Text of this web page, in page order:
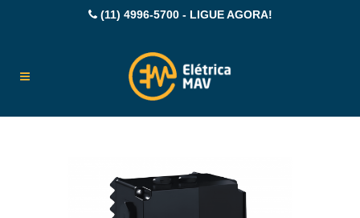
(11) 4996-5700 - LIGUE AGORA!